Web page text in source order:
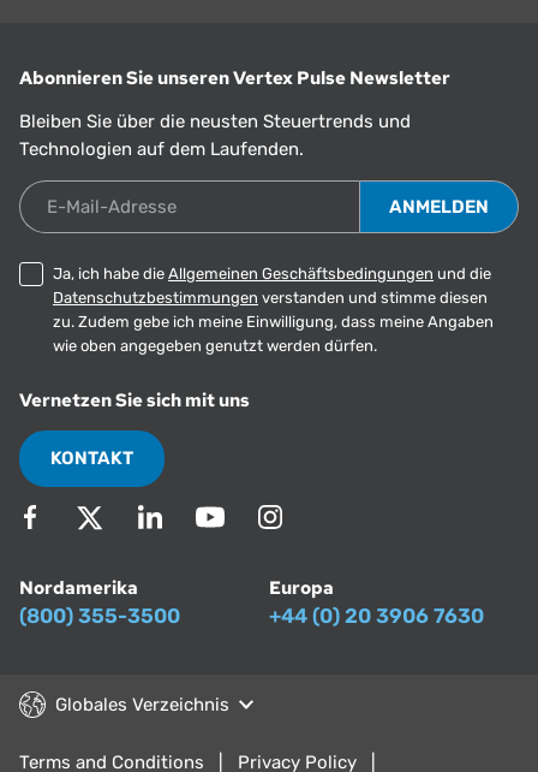
Abonnieren Sie unseren Vertex Pulse Newsletter
Bleiben Sie über die neusten Steuertrends und
Technologien auf dem Laufenden.
E-Mail-Adresse
Ja, ich habe die Allgemeinen Geschäftsbedingungen und die
Datenschutzbestimmungen verstanden und stimme diesen
zu. Zudem gebe ich meine Einwilligung, dass meine Angaben
wie oben angegeben genutzt werden dürfen.
Vernetzen Sie sich mit uns
KONTAKT
Nordamerika
(800) 355-3500
Europa
+44 (0) 20 3906 7630
Globales Verzeichnis
Terms and Conditions Privacy Policy